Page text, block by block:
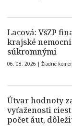
Lacová: VšZP
krajské
súkromnými
06. 08. 2026 | Žiadne
Útvar hodnoty
vyťaženosti
počet áut,